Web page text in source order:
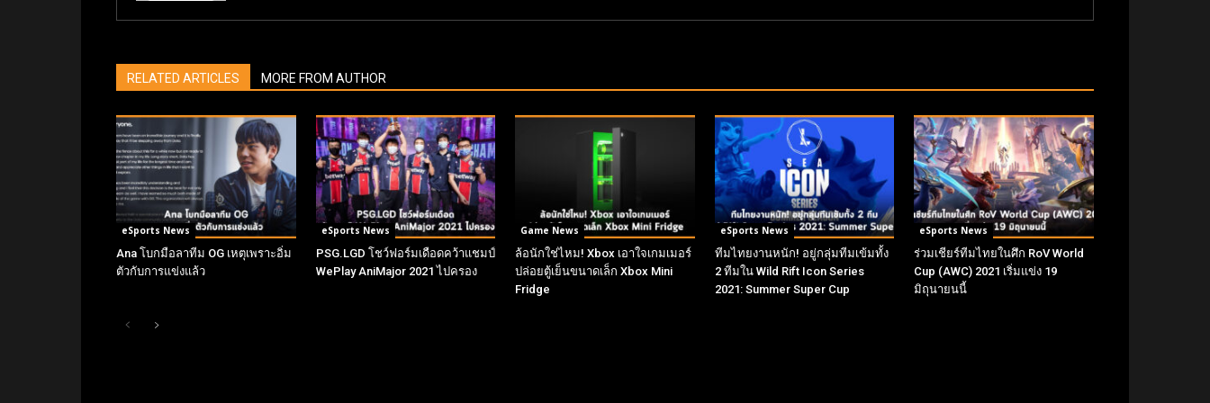
RELATED ARTICLES MORE FROM AUTHOR
eSports News
Ana โบกมือลาทีม OG เหตุเพราะอิ่ม
ตัวกับการแข่งแล้ว
eSports News
PSG.LGD โชว์ฟอร์มเดือดคว้าแชมป์
WePlay AniMajor 2021 ไปครอง
Game News
ล้อนักใช่ไหม! Xbox เอาใจเกมเมอร์
ปล่อยตู้เย็นขนาดเล็ก Xbox Mini
Fridge
eSports News
ทีมไทยงานหนัก! อยู่กลุ่มทีมเข้มทั้ง
2 ทีมใน Wild Rift Icon Series
2021: Summer Super Cup
eSports News
ร่วมเชียร์ทีมไทยในศึก RoV World
Cup (AWC) 2021 เริ่มแข่ง 19
มิถุนายนนี้